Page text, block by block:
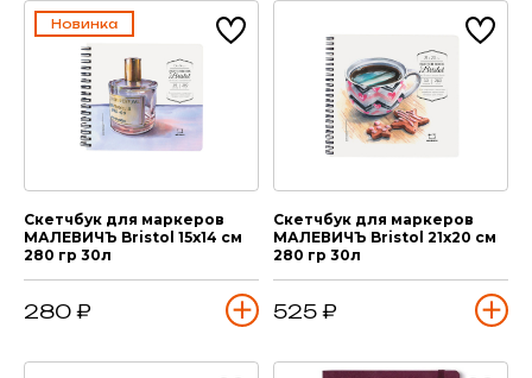
Новинка
Скетчбук для маркеров
МАЛЕВИЧЪ Bristol 15х14 см
280 гр 30л
280 ₽
Скетчбук для маркеров
МАЛЕВИЧЪ Bristol 21х20 см
280 гр 30л
525 ₽